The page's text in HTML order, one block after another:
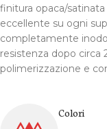
finitura opaca/
eccellente su ogni
completamente
resistenza dopo circa
polimerizzazione e
Colori